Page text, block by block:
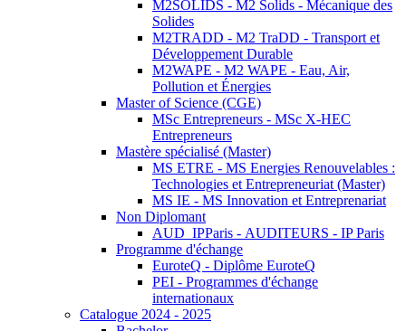
M2SOLIDS - M2 Solids - Mécanique des
Solides
M2TRADD - M2 TraDD - Transport et
Développement Durable
M2WAPE - M2 WAPE - Eau, Air,
Pollution et Énergies
Master of Science (CGE)
MSc Entrepreneurs - MSc X-HEC
Entrepreneurs
Mastère spécialisé (Master)
MS ETRE - MS Energies Renouvelables :
Technologies et Entrepreneuriat (Master)
MS IE - MS Innovation et Entreprenariat
Non Diplomant
AUD_IPParis - AUDITEURS - IP Paris
Programme d'échange
EuroteQ - Diplôme EuroteQ
PEI - Programmes d'échange
internationaux
Catalogue 2024 - 2025